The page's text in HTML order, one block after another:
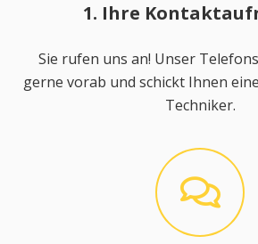
1. Ihre
Sie rufen uns an! Unser
gerne vorab und schickt Ihnen
Techniker.